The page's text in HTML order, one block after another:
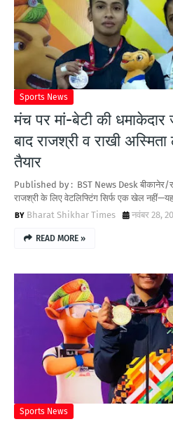
Sports News
मंच पर मां-बेटी की
बाद राजश्री व राखी
तैयार
Published by : BST News Desk बीकानेर/
राजश्री के लिए वेटलिफ्टिंग सिर्फ एक खेल
Bharat Shikhar Times
नवंबर 28,
READ MORE »
Sports News